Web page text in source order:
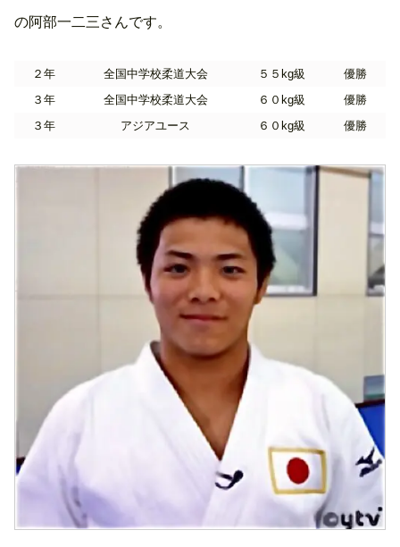
の阿部一二三さんです。
２年 全国中学校柔道大会 ５５kg級
優勝
３年
全国中学校柔道大会 ６０kg級
優勝
３年
アジアユース ６０kg級 優勝